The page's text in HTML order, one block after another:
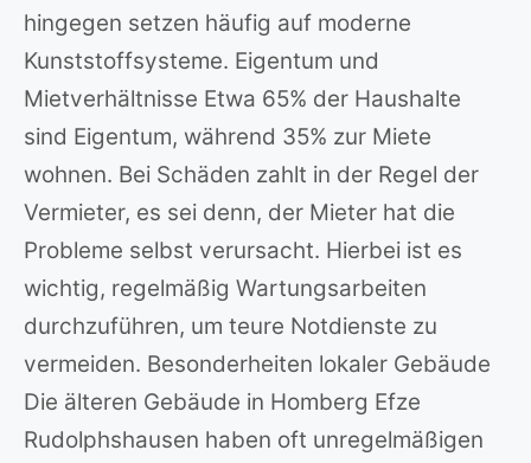
hingegen setzen häufig auf moderne
Kunststoffsysteme. Eigentum und
Mietverhältnisse Etwa 65% der Haushalte
sind Eigentum, während 35% zur Miete
wohnen. Bei Schäden zahlt in der Regel der
Vermieter, es sei denn, der Mieter hat die
Probleme selbst verursacht. Hierbei ist es
wichtig, regelmäßig Wartungsarbeiten
durchzuführen, um teure Notdienste zu
vermeiden. Besonderheiten lokaler Gebäude
Die älteren Gebäude in Homberg Efze
Rudolphshausen haben oft unregelmäßigen